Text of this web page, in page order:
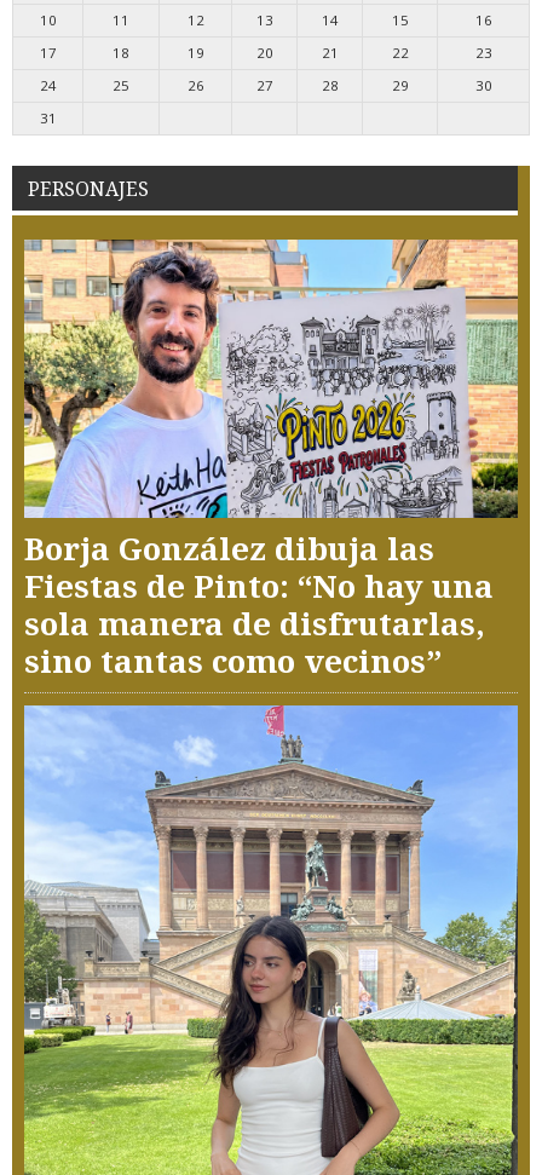
10
11 12 13 14 15
16
17
18 19 20 21 22
23
24
25 26 27 28 29
30
31
PERSONAJES
Borja González dibuja las
Fiestas de Pinto: “No hay una
sola manera de disfrutarlas,
sino tantas como vecinos”